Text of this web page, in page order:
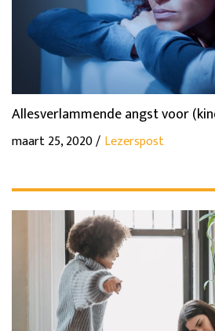
Allesverlammende angst voor
maart 25, 2020 / Lezerspost